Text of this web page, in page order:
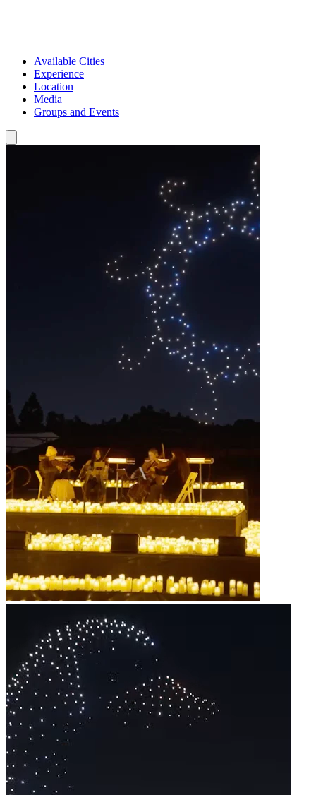
Available Cities
Experience
Location
Media
Groups and Events